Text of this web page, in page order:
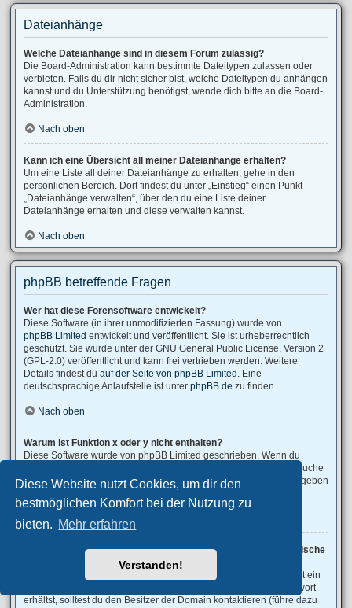
Diese Website nutzt Cookies, um dir den
bestmöglichen Komfort bei der Nutzung zu
bieten. Mehr erfahren
Verstanden!
Dateianhänge
Welche Dateianhänge sind in diesem Forum zulässig?
Die Board-Administration kann bestimmte Dateitypen zulassen oder
verbieten. Falls du dir nicht sicher bist, welche Dateitypen du anhängen
kannst und du Unterstützung benötigst, wende dich bitte an die Board-
Administration.
Nach oben
Kann ich eine Übersicht all meiner Dateianhänge erhalten?
Um eine Liste all deiner Dateianhänge zu erhalten, gehe in den
persönlichen Bereich. Dort findest du unter „Einstieg“ einen Punkt
„Dateianhänge verwalten“, über den du eine Liste deiner
Dateianhänge erhalten und diese verwalten kannst.
Nach oben
phpBB betreffende Fragen
Wer hat diese Forensoftware entwickelt?
Diese Software (in ihrer unmodifizierten Fassung) wurde von
phpBB Limited entwickelt und veröffentlicht. Sie ist urheberrechtlich
geschützt. Sie wurde unter der GNU General Public License, Version 2
(GPL-2.0) veröffentlicht und kann frei vertrieben werden. Weitere
Details findest du auf der Seite von phpBB Limited . Eine
deutschsprachige Anlaufstelle ist unter phpBB.de zu finden.
Nach oben
Warum ist Funktion x oder y nicht enthalten?
Diese Software wurde von phpBB Limited geschrieben. Wenn du
denkst, dass eine Funktion implementiert werden sollte, dann besuche
phpBB Ideas, wo du deine Stimme für bestehende Vorschläge abgeben
oder neue Funktionen vorschlagen kannst.
Nach oben
An wen soll ich mich wenden, falls es Beschwerden oder juristische
Anfragen zu diesem Forum gibt?
Jeder Administrator, der auf der „Das Team“-Seite aufgeführt ist, ist ein
geeigneter Kontakt für deine Beschwerde. Wenn du so keine Antwort
erhältst, solltest du den Besitzer der Domain kontaktieren (führe dazu